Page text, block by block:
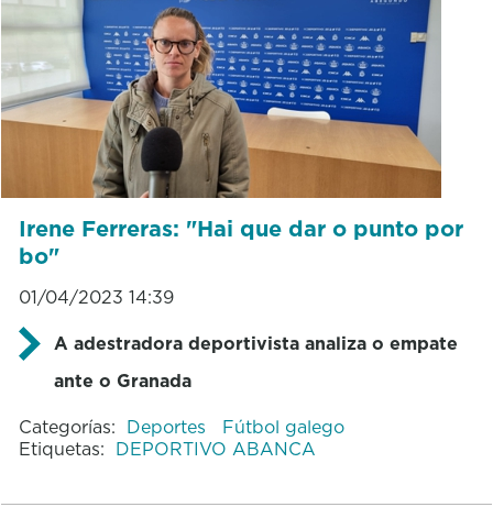
Irene Ferreras: "Hai que dar o punto por
bo"
01/04/2023 14:39
A adestradora deportivista analiza o empate
ante o Granada
Categorías: Deportes
Fútbol galego
Etiquetas: DEPORTIVO ABANCA